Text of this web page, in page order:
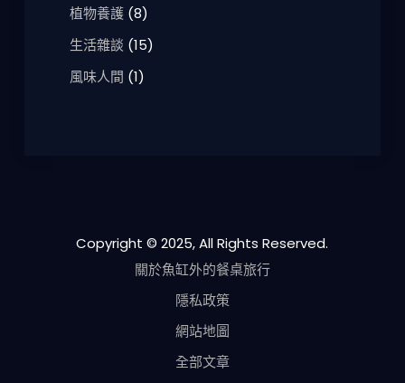
植物養護(8)
生活雜談 (15)
風味人間 (1)
Copyright © 2025, All Rights Reserved.
關於魚缸外的餐桌旅行
隱私政策
網站地圖
全部文章